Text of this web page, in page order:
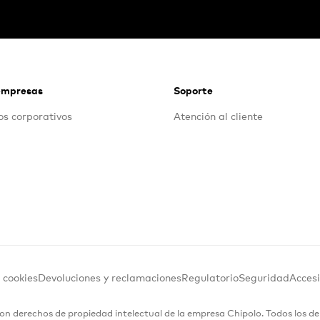
corporativos
Soporte
Atención al cliente
Devoluciones y reclamacionesRegulatorioSeguridad
derechos de propiedad intelectual de la empresa Chipolo. Todos los